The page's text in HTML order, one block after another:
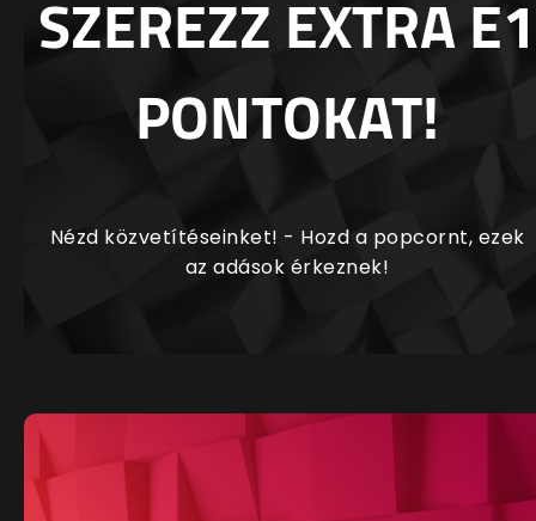
SZEREZZ EXTRA E1
PONTOKAT!
Nézd közvetítéseinket! - Hozd a popcornt, ezek
az adások érkeznek!